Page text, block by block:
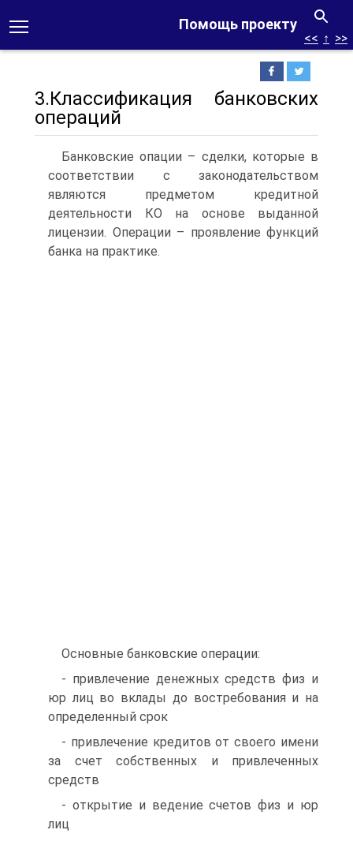
Помощь проекту
<< ↑ >>
3.Классификация банковских
операций
Банковские опации – сделки, которые в
соответствии с законодательством
являются предметом кредитной
деятельности КО на основе выданной
лицензии. Операции – проявление функций
банка на практике.
Основные банковские операции:
- привлечение денежных средств физ и
юр лиц во вклады до востребования и на
определенный срок
- привлечение кредитов от своего имени
за счет собственных и привлеченных
средств
- открытие и ведение счетов физ и юр
лиц